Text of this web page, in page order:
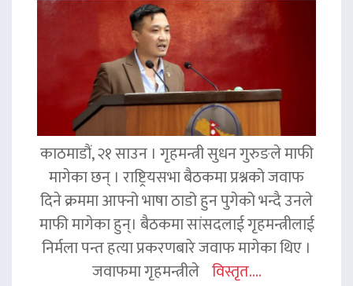
काठमाडौं, २१ साउन । गृहमन्त्री सुधन गुरुङले माफी
मागेका छन् । राष्ट्रियसभा बैठकमा प्रश्नको जवाफ
दिने क्रममा आफ्नो भाषा ठाडो हुन पुगेको भन्दै उनले
माफी मागेका हुन्। बैठकमा सांसदलाई गृहमन्त्रीलाई
निर्मला पन्त हत्या प्रकरणबारे जवाफ मागेका थिए ।
जवाफमा गृहमन्त्रीले विस्तृत....